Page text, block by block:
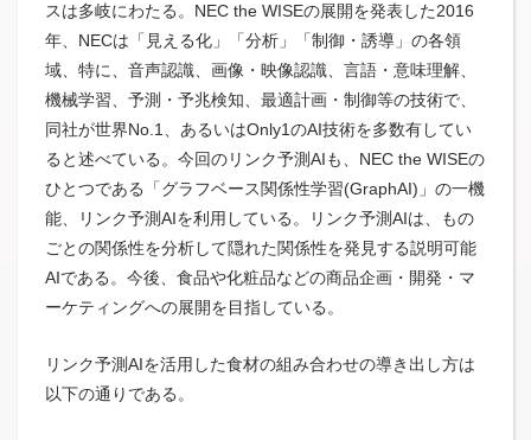
スは多岐にわたる。NEC the WISEの展開を発表した2016
年、NECは「見える化」「分析」「制御・誘導」の各領
域、特に、音声認識、画像・映像認識、言語・意味理解、
機械学習、予測・予兆検知、最適計画・制御等の技術で、
同社が世界No.1、あるいはOnly1のAI技術を多数有してい
ると述べている。今回のリンク予測AIも、NEC the WISEの
ひとつである「グラフベース関係性学習(GraphAI)」の一機
能、リンク予測AIを利用している。リンク予測AIは、もの
ごとの関係性を分析して隠れた関係性を発見する説明可能
AIである。今後、食品や化粧品などの商品企画・開発・マ
ーケティングへの展開を目指している。
リンク予測AIを活用した食材の組み合わせの導き出し方は
以下の通りである。